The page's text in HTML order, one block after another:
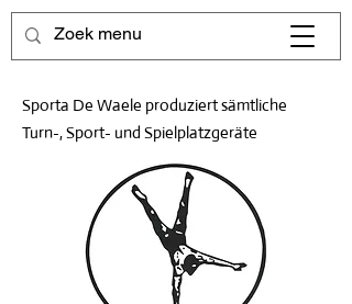
Sporta De Waele produziert sämtliche
Turn-, Sport- und Spielplatzgeräte